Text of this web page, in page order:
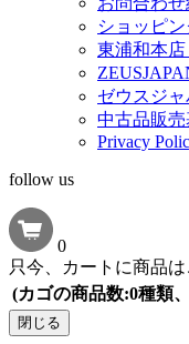
ショッピ
東浦和本店
ゼウスジャ
中古品販
Privacy
follow us
0
只今、カートに商品は
(カゴの商品数:0種類
閉じる